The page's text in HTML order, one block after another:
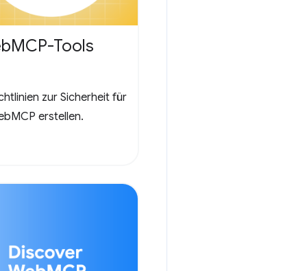
Tools
zur Sicherheit für
erstellen.